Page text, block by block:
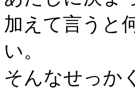
加えて言うと
い。
そんなせっか